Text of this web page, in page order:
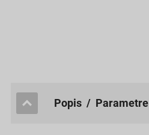
popis / Parametre